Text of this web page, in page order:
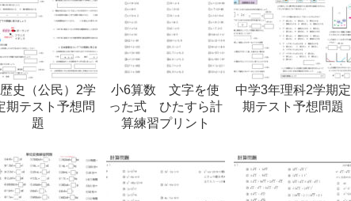
史（公民）2学
期テスト予想問
題
小6算数 文字を使
った式 ひたすら計
算練習プリント
中学3年理科2学期定
期テスト予想問題